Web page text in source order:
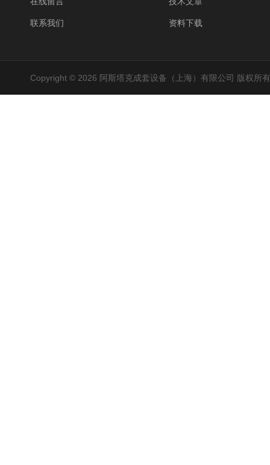
联系我们 资料下载
Copyright © 2026 阿斯塔克成套设备（上海）有限公司 版权所有